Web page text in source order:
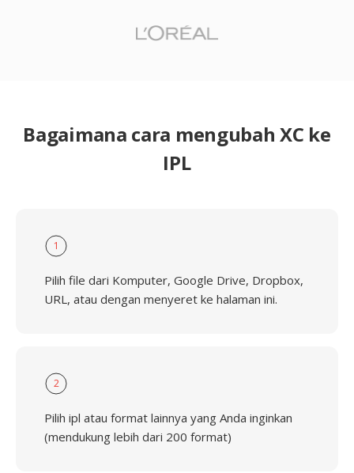
Bagaimana cara mengubah XC ke
IPL
1
Pilih file dari Komputer, Google Drive, Dropbox,
URL, atau dengan menyeret ke halaman ini.
2
Pilih ipl atau format lainnya yang Anda inginkan
(mendukung lebih dari 200 format)